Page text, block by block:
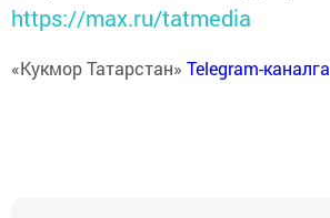
https://max.ru/tatmedia
«Кукмор Татарстан» Telegram-каналга